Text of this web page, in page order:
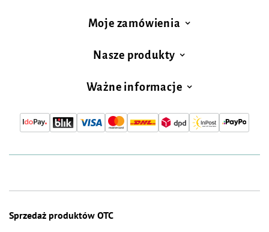
Moje zamówienia
Nasze produkty
Ważne informacje
Sprzedaż produktów OTC